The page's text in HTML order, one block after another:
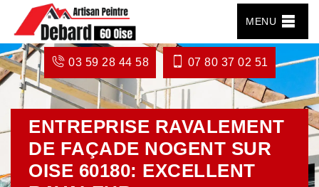
MENU
03 59 28 44 58 07 80 37 02 51
ENTREPRISE RAVALEMENT
DE FAÇADE NOGENT SUR
OISE 60180: EXCELLENT